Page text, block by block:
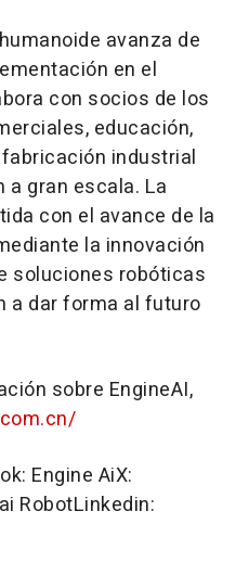
avanza de
en el
con socios de los
educación,
industrial
a gran escala. La
con el avance de la
la innovación
soluciones robóticas
a dar forma al futuro
sobre EngineAI,
Engine AiX:
RobotLinkedin: